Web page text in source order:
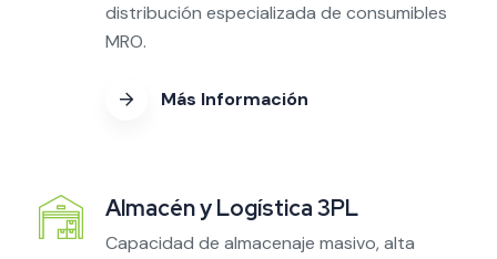
distribución especializada de consumibles
MRO.
Más Información
Almacén y Logística 3PL
Capacidad de almacenaje masivo, alta